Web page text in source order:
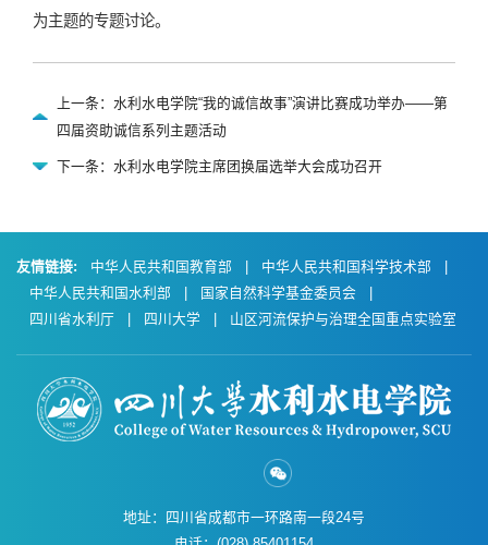
为主题的专题讨论。
上一条：水利水电学院“我的诚信故事”演讲比赛成功举办——第
四届资助诚信系列主题活动
下一条：水利水电学院主席团换届选举大会成功召开
友情链接: 中华人民共和国教育部 中华人民共和国科学技术部
中华人民共和国水利部
国家自然科学基金委员会
四川省水利厅
四川大学 山区河流保护与治理全国重点实验室
地址：四川省成都市一环路南一段24号